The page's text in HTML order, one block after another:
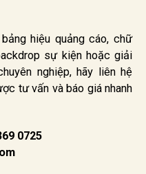
hiệu quảng cáo, chữ
sự kiện hoặc giải
nghiệp, hãy liên hệ
tư vấn và báo giá nhanh
0725